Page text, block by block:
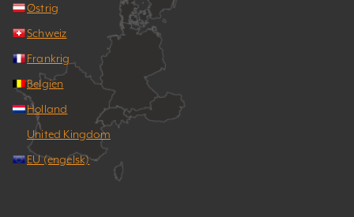
Østrig
Schweiz
Frankrig
Belgien
Holland
United Kingdom
EU (engelsk)